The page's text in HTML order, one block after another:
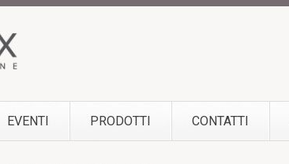
EVENTI PRODOTTI CONTATTI